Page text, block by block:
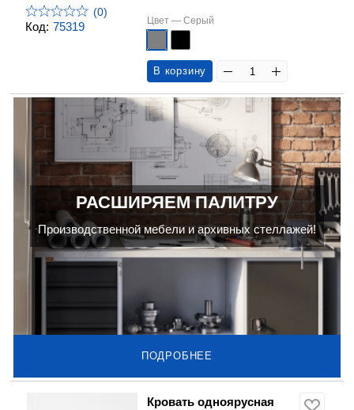
Код: 75319
(0)
Цвет — Серый
В корзину
РАСШИРЯЕМ ПАЛИТРУ
Производственной мебели и архивных стеллажей!
ПОДРОБНЕЕ
Кровать одноярусная